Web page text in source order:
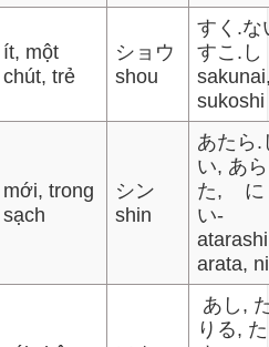
ít, một
chút, trẻ
ショウ
shou
すく.な
すこ.し
sukoshi
mới, trong
sạch
シン
shin
あたら.
い, あ
た, に
い-
arata,
あし,
りる,